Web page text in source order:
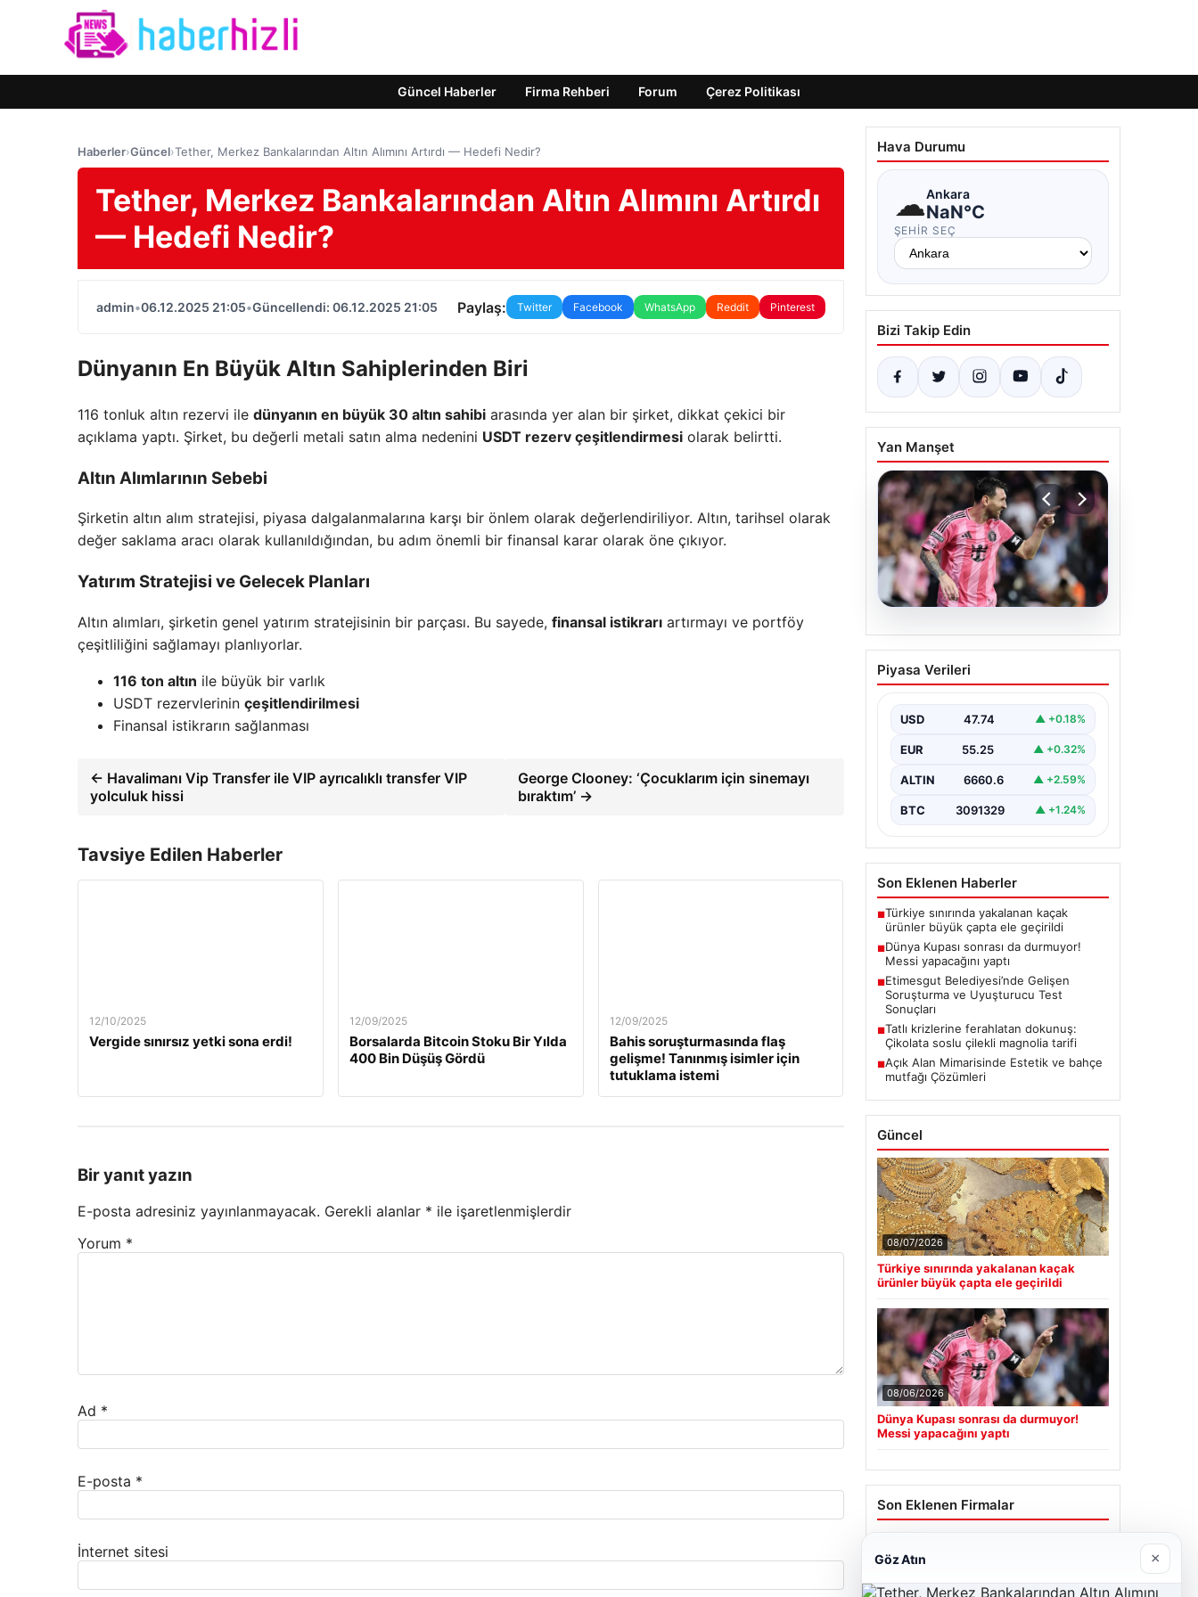
Güncel Haberler Firma Rehberi Forum Çerez Politikası
Haberler›Güncel›Tether, Merkez Bankalarından Altın Alımını Artırdı — Hedefi Nedir?
Tether, Merkez Bankalarından Altın Alımını Artırdı
— Hedefi Nedir?
admin•06.12.2025 21:05•Güncellendi: 06.12.2025 21:05 Paylaş: Twitter Facebook WhatsApp Reddit Pinterest
Dünyanın En Büyük Altın Sahiplerinden Biri
116 tonluk altın rezervi ile dünyanın en büyük 30 altın sahibi arasında yer alan bir şirket, dikkat çekici bir
açıklama yaptı. Şirket, bu değerli metali satın alma nedenini USDT rezerv çeşitlendirmesi olarak belirtti.
Altın Alımlarının Sebebi
Şirketin altın alım stratejisi, piyasa dalgalanmalarına karşı bir önlem olarak değerlendiriliyor. Altın, tarihsel olarak
değer saklama aracı olarak kullanıldığından, bu adım önemli bir finansal karar olarak öne çıkıyor.
Yatırım Stratejisi ve Gelecek Planları
Altın alımları, şirketin genel yatırım stratejisinin bir parçası. Bu sayede, finansal istikrarı artırmayı ve portföy
çeşitliliğini sağlamayı planlıyorlar.
116 ton altın ile büyük bir varlık
USDT rezervlerinin çeşitlendirilmesi
Finansal istikrarın sağlanması
← Havalimanı Vip Transfer ile VIP ayrıcalıklı transfer VIP
yolculuk hissi
George Clooney: ‘Çocuklarım için sinemayı
bıraktım’ →
Tavsiye Edilen Haberler
12/10/2025
Vergide sınırsız yetki sona erdi!
12/09/2025
Borsalarda Bitcoin Stoku Bir Yılda
400 Bin Düşüş Gördü
12/09/2025
Bahis soruşturmasında flaş
gelişme! Tanınmış isimler için
tutuklama istemi
Bir yanıt yazın
E-posta adresiniz yayınlanmayacak. Gerekli alanlar * ile işaretlenmişlerdir
Yorum *
Ad *
E-posta *
İnternet sitesi
Hava Durumu
☁Ankara
NaN°C
ŞEHIR SEÇ
Bizi Takip Edin
Yan Manşet
Dünya Kupası sonrası da
durmuyor! Messi
Piyasa Verileri
USD 47.74 ▲ +0.18%
EUR 55.25 ▲ +0.32%
ALTIN 6660.6 ▲ +2.59%
BTC 3091329 ▲ +1.24%
Son Eklenen Haberler
■Türkiye sınırında yakalanan kaçak
ürünler büyük çapta ele geçirildi
■Dünya Kupası sonrası da durmuyor!
Messi yapacağını yaptı
■Etimesgut Belediyesi’nde Gelişen
Soruşturma ve Uyuşturucu Test
Sonuçları
■Tatlı krizlerine ferahlatan dokunuş:
Çikolata soslu çilekli magnolia tarifi
■Açık Alan Mimarisinde Estetik ve bahçe
mutfağı Çözümleri
Güncel
08/07/2026
Türkiye sınırında yakalanan kaçak
ürünler büyük çapta ele geçirildi
08/06/2026
Dünya Kupası sonrası da durmuyor!
Messi yapacağını yaptı
Son Eklenen Firmalar
06/23/2026
Göz Atın ×